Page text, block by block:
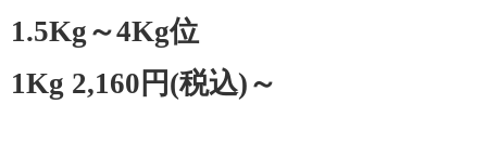
1.5Kg～4Kg位
1Kg 2,160円(税込)～